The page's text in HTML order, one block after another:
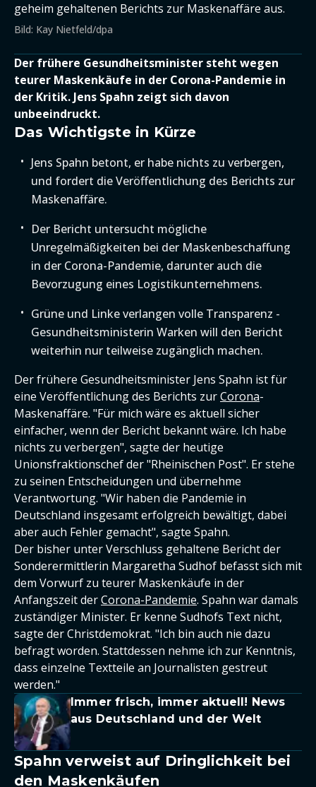
geheim gehaltenen Berichts zur Maskenaffäre aus.
Bild: Kay Nietfeld/dpa
Der frühere Gesundheitsminister steht wegen
teurer Maskenkäufe in der Corona-Pandemie in
der Kritik. Jens Spahn zeigt sich davon
unbeeindruckt.
Das Wichtigste in Kürze
Jens Spahn betont, er habe nichts zu verbergen,
und fordert die Veröffentlichung des Berichts zur
Maskenaffäre.
Der Bericht untersucht mögliche
Unregelmäßigkeiten bei der Maskenbeschaffung
in der Corona-Pandemie, darunter auch die
Bevorzugung eines Logistikunternehmens.
Grüne und Linke verlangen volle Transparenz -
Gesundheitsministerin Warken will den Bericht
weiterhin nur teilweise zugänglich machen.
Der frühere Gesundheitsminister Jens Spahn ist für
eine Veröffentlichung des Berichts zurCorona-
Maskenaffäre. "Für mich wäre es aktuell sicher
einfacher, wenn der Bericht bekannt wäre. Ich habe
nichts zu verbergen", sagte der heutige
Unionsfraktionschef der "Rheinischen Post". Er stehe
zu seinen Entscheidungen und übernehme
Verantwortung. "Wir haben die Pandemie in
Deutschland insgesamt erfolgreich bewältigt, dabei
aber auch Fehler gemacht", sagte Spahn.
Der bisher unter Verschluss gehaltene Bericht der
Sonderermittlerin Margaretha Sudhof befasst sich mit
dem Vorwurf zu teurer Maskenkäufe in der
Anfangszeit derCorona-Pandemie. Spahn war damals
zuständiger Minister. Er kenne Sudhofs Text nicht,
sagte der Christdemokrat. "Ich bin auch nie dazu
befragt worden. Stattdessen nehme ich zur Kenntnis,
dass einzelne Textteile an Journalisten gestreut
werden."
Immer frisch, immer aktuell! News
aus Deutschland und der Welt
Spahn verweist auf Dringlichkeit bei
den Maskenkäufen